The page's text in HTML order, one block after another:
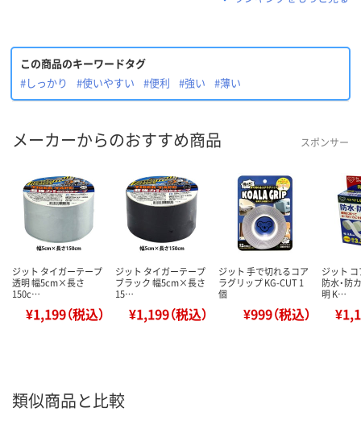
この商品のキーワードタグ
#しっかり
#使いやすい #便利 #強い #薄い
メーカーからのおすすめ商品 スポンサー
ジット タイガーテープ
透明 幅5cm×長さ
150c…
¥1,199（税込）
ジット タイガーテープ
ブラック 幅5cm×長さ
15…
¥1,199（税込）
ジット 手で切れるコア
ラグリップ KG-CUT 1
個
¥999（税込）
ジット
防水・防
明 K…
類似商品と比較